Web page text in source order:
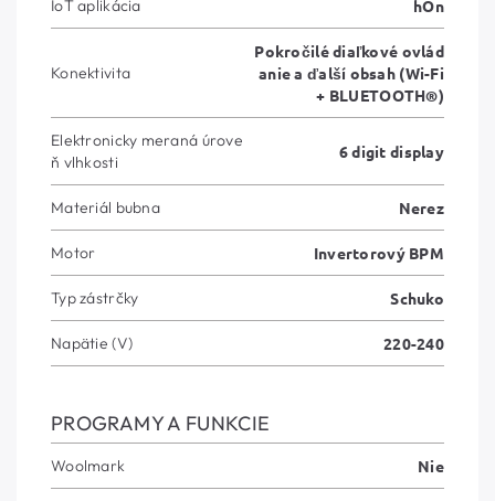
IoT aplikácia hOn
Konektivita
Pokročilé diaľkové ovlád
anie a ďalší obsah (Wi-Fi
+ BLUETOOTH®)
Elektronicky meraná úrove
ň vlhkosti
6 digit display
Materiál bubna Nerez
Motor Invertorový BPM
Typ zástrčky Schuko
Napätie (V) 220-240
PROGRAMY A FUNKCIE
Woolmark Nie